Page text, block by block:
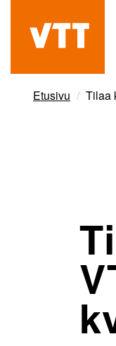
pääsisältöön
Beyond
the
obvious
Etusivu Tilaa